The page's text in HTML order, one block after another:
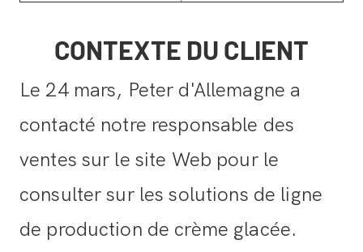
CONTEXTE DU CLIENT
Le 24 mars, Peter d'Allemagne a
contacté notre responsable des
ventes sur le site Web pour le
consulter sur les solutions de ligne
de production de crème glacée.